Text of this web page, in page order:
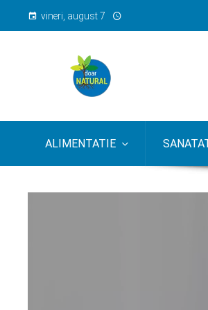
vineri, august 7
ALIMENTATIE